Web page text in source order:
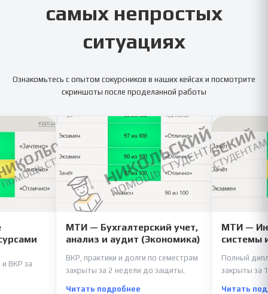
самых непростых
ситуациях
Ознакомьтесь с опытом сокурсников в наших кейсах и посмотрите
скриншоты после проделанной работы
и ВКР за
МТИ — Бухгалтерский учет,
анализ и аудит (Экономика)
ВКР, практики и долги по семестрам
закрыты за 2 недели до защиты.
Читать подробнее
МТИ —
системы
Полный
закрыты за
Читать